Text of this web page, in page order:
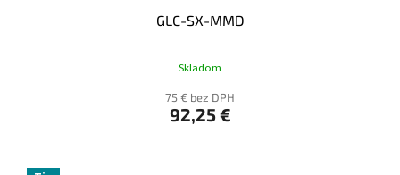
GLC-SX-MMD
Skladom
75 € bez DPH
92,25 €